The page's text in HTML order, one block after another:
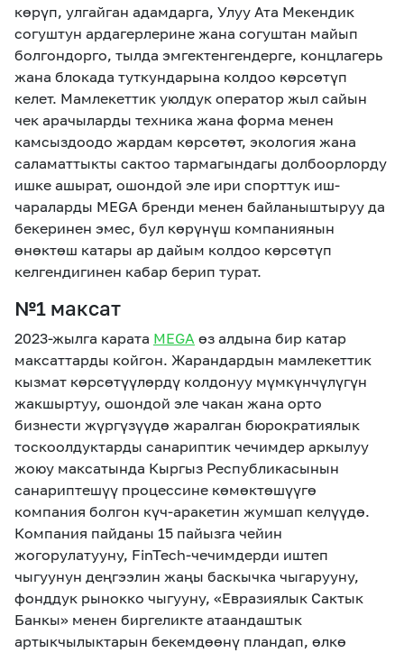
көрүп, улгайган адамдарга, Улуу Ата Мекендик
согуштун ардагерлерине жана согуштан майып
болгондорго, тылда эмгектенгендерге, концлагерь
жана блокада туткундарына колдоо көрсөтүп
келет. Мамлекеттик уюлдук оператор жыл сайын
чек арачыларды техника жана форма менен
камсыздоодо жардам көрсөтөт, экология жана
саламаттыкты сактоо тармагындагы долбоорлорду
ишке ашырат, ошондой эле ири спорттук иш-
чараларды MEGA бренди менен байланыштыруу да
бекеринен эмес, бул көрүнүш компаниянын
өнөктөш катары ар дайым колдоо көрсөтүп
келгендигинен кабар берип турат.
№1 максат
2023-жылга карата MEGA өз алдына бир катар
максаттарды койгон. Жарандардын мамлекеттик
кызмат көрсөтүүлөрдү колдонуу мүмкүнчүлүгүн
жакшыртуу, ошондой эле чакан жана орто
бизнести жүргүзүүдө жаралган бюрократиялык
тоскоолдуктарды санариптик чечимдер аркылуу
жоюу максатында Кыргыз Республикасынын
санариптешүү процессине көмөктөшүүгө
компания болгон күч-аракетин жумшап келүүдө.
Компания пайданы 15 пайызга чейин
жогорулатууну, FinTech-чечимдерди иштеп
чыгуунун деңгээлин жаңы баскычка чыгарууну,
фонддук рынокко чыгууну, «Евразиялык Сактык
Банкы» менен биргеликте атаандаштык
артыкчылыктарын бекемдөөнү пландап, өлкө